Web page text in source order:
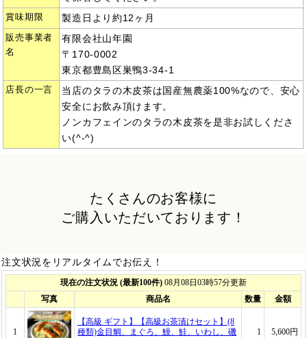
賞味期限 製造日より約12ヶ月
販売事業者
名
有限会社山年園
〒170-0002
東京都豊島区巣鴨3-34-1
店長の一言
当店のタラの木皮茶は国産無農薬100%なので、安心
安全にお飲み頂けます。
ノンカフェインのタラの木皮茶を是非お試しくださ
い(^-^)
たくさんのお客様に
ご購入いただいております！
注文状況をリアルタイムでお伝え！